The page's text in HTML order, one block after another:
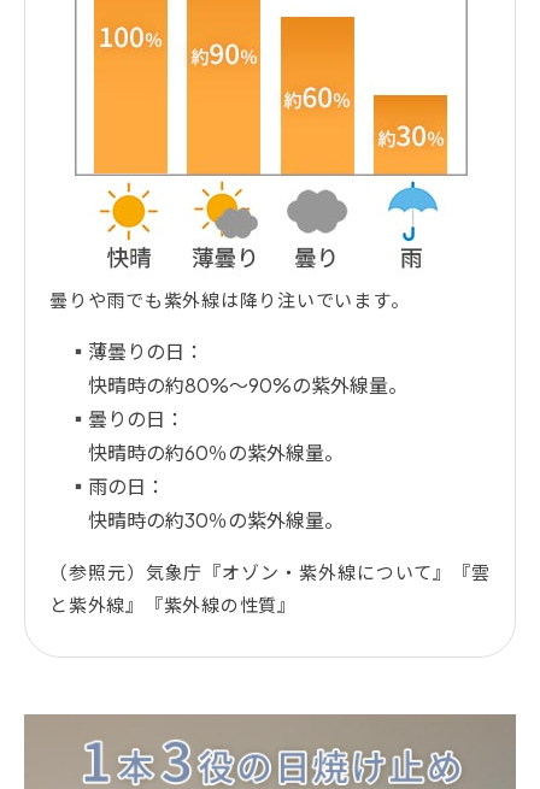
曇りや雨でも紫外線は降り注いでいます。
薄曇りの日：
快晴時の約80%～90%の紫外線量。
曇りの日：
快晴時の約60％の紫外線量。
雨の日：
快晴時の約30％の紫外線量。
（参照元）気象庁『オゾン・紫外線について』『雲
と紫外線』『紫外線の性質』